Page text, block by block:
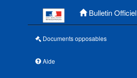
Bulletin Officiel
Documents opposables
Aide